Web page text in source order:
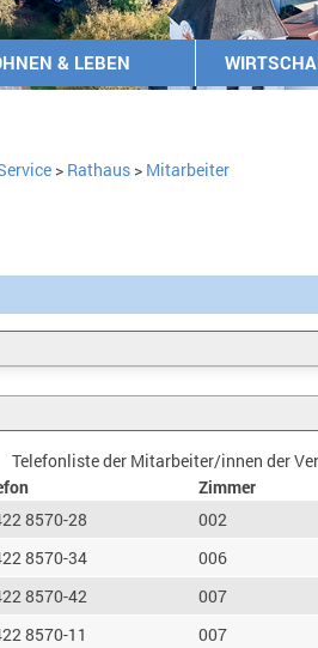
& LEBEN
> Rathaus> Mitarbeiter
Telefonliste der Mitarbeiter/innen der
Zimmer
8570-28 002
8570-34 006
8570-42 007
8570-11 007